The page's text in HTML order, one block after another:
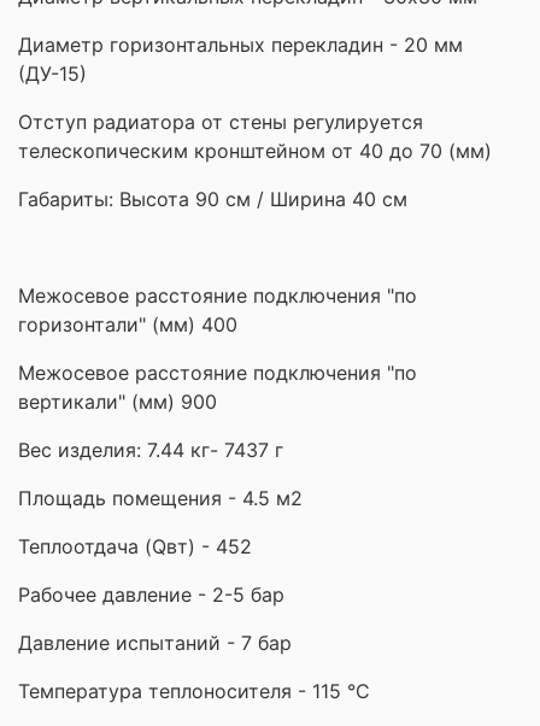
Диаметр горизонтальных перекладин - 20 мм
(ДУ-15)
Отступ радиатора от стены регулируется
телескопическим кронштейном от 40 до 70 (мм)
Габариты: Высота 90 см / Ширина 40 см
Межосевое расстояние подключения "по
горизонтали" (мм) 400
Межосевое расстояние подключения "по
вертикали" (мм) 900
Вес изделия: 7.44 кг- 7437 г
Площадь помещения - 4.5 м2
Теплоотдача (Qвт) - 452
Рабочее давление - 2-5 бар
Давление испытаний - 7 бар
Температура теплоносителя - 115 °С